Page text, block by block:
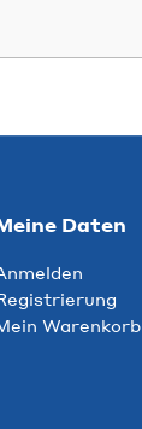
Daten
Warenkorb